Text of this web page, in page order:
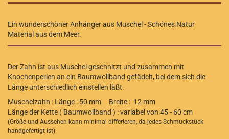
Ein wunderschöner Anhänger aus Muschel - Schönes Natur
Material aus dem Meer.
Der Zahn ist aus Muschel geschnitzt und zusammen mit
Knochenperlen an ein Baumwollband gefädelt, bei dem sich die
Länge unterschiedlich einstellen läßt.
Muschelzahn : Länge : 50 mm Breite : 12 mm
Länge der Kette ( Baumwollband ) : variabel von 45 - 60 cm
(Größe und Aussehen kann minimal differieren, da jedes Schmuckstück
handgefertigt ist)